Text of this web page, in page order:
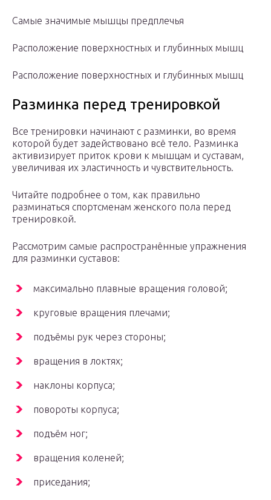
Самые значимые мышцы предплечья
Расположение поверхностных и глубинных мышц
Расположение поверхностных и глубинных мышц
Разминка перед тренировкой
Все тренировки начинают с разминки, во время
которой будет задействовано всё тело. Разминка
активизирует приток крови к мышцам и суставам,
увеличивая их эластичность и чувствительность.
Читайте подробнее о том, как правильно
разминаться спортсменам женского пола перед
тренировкой.
Рассмотрим самые распространённые упражнения
для разминки суставов:
максимально плавные вращения головой;
круговые вращения плечами;
подъёмы рук через стороны;
вращения в локтях;
наклоны корпуса;
повороты корпуса;
подъём ног;
вращения коленей;
приседания;